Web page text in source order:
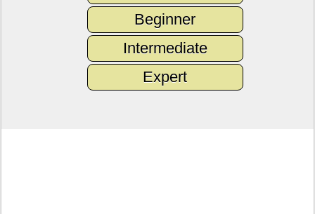
Beginner
Intermediate
Expert